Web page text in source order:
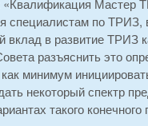
Мастер
специалистам по
вклад в развитие ТРИЗ
разъяснить это
минимум
некоторый спектр
такого конечного